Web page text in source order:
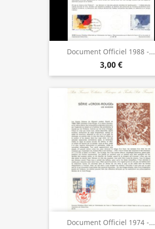
Document Officiel 1988 -...
3,00 €
Document Officiel 1974 -...